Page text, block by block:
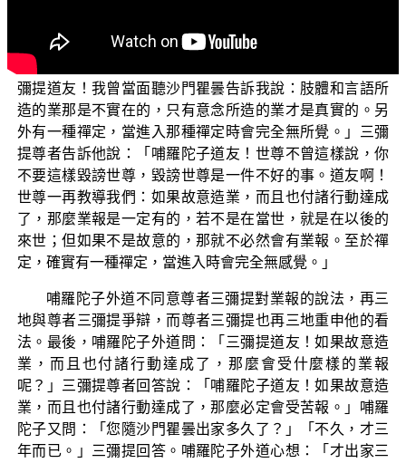
後，有一個名叫「哺羅陀子」的出家外道正好來到尊者三
彌提的住所，就進屋去參訪他，向他提了一個問題：「三
彌提道友！我曾當面聽沙門瞿曇告訴我說：肢體和言語所
造的業那是不實在的，只有意念所造的業才是真實的。另
外有一種禪定，當進入那種禪定時會完全無所覺。」三彌
提尊者告訴他說：「哺羅陀子道友！世尊不曾這樣說，你
不要這樣毀謗世尊，毀謗世尊是一件不好的事。道友啊！
世尊一再教導我們：如果故意造業，而且也付諸行動達成
了，那麼業報是一定有的，若不是在當世，就是在以後的
來世；但如果不是故意的，那就不必然會有業報。至於禪
定，確實有一種禪定，當進入時會完全無感覺。」
哺羅陀子外道不同意尊者三彌提對業報的說法，再三
地與尊者三彌提爭辯，而尊者三彌提也再三地重申他的看
法。最後，哺羅陀子外道問：「三彌提道友！如果故意造
業，而且也付諸行動達成了，那麼會受什麼樣的業報
呢？」三彌提尊者回答說：「哺羅陀子道友！如果故意造
業，而且也付諸行動達成了，那麼必定會受苦報。」哺羅
陀子又問：「您隨沙門瞿曇出家多久了？」「不久，才三
年而已。」三彌提回答。哺羅陀子外道心想：「才出家三